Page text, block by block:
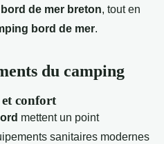
bord de mer breton, tout en
bord de mer.
du camping
confort
mettent un point
sanitaires modernes